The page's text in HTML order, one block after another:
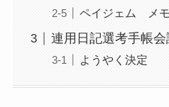
ペイジェム メ
連用日記選考手帳会
ようやく決定